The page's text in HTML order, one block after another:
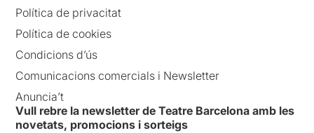
Política de privacitat
Política de cookies
Condicions d’ús
Comunicacions comercials i Newsletter
Anuncia’t
Vull rebre la newsletter de Teatre Barcelona amb les
novetats, promocions i sorteigs